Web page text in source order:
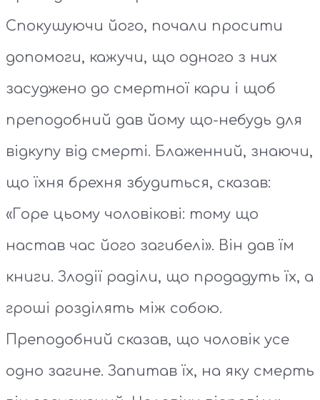
Спокушуючи його, почали просити
допомоги, кажучи, що одного з них
засуджено до смертної кари і щоб
преподобний дав йому що-небудь для
відкупу від смерті. Блаженний, знаючи,
що їхня брехня збудиться, сказав:
«Горе цьому чоловікові: тому що
настав час його загибелі». Він дав їм
книги. Злодії раділи, що продадуть їх, а
гроші розділять між собою.
Преподобний сказав, що чоловік усе
одно загине. Запитав їх, на яку смерть